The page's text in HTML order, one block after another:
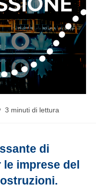
3 minuti di lettura
di
imprese del